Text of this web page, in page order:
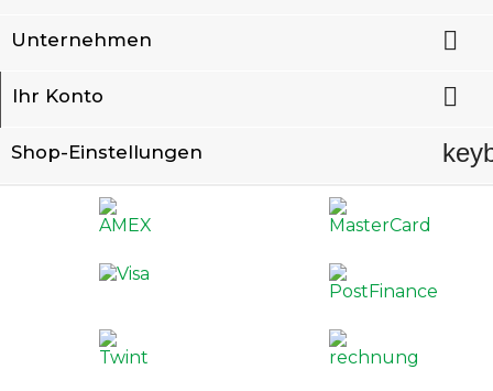
Unternehmen 
Ihr Konto 
Shop-Einstellungen